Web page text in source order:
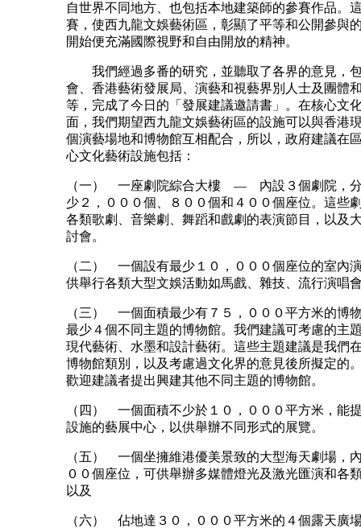
自世界不同地方、也包括本地建築師的參賽作品。
賽，使西九龍文娛藝術區，彰顯了平等和公開參與
開始便充滿國際視野和自由開放的精神。
我們經過多番的研究，並聽取了各界的意見，
會、香港藝術發展局、演藝和視藝界別人士及團體
等，完成了今日的「發展建議邀請書」。在核心文
面，我們期望西九龍文娛藝術區的設施可以與香港
個演藝場地和博物館互相配合，所以，政府建議在
心文化藝術設施包括：
（一） 一座劇院綜合大樓 — 內設３個劇院，
少２，０００個、８００個和４００個座位。這些
各類歌劇、音樂劇、舞蹈和戲劇的表演節目，以及
討會。
（二） 一個設有最少１０，０００個座位的室內
供舉行各類大型文娛活動如馬戲、雜技、流行演唱
（三） 一個面積最少有７５，０００平方米的博
最少４個不同主題的博物館。我們建議可考慮的主
現代藝術、水墨和設計藝術。這些主題建議是我們
博物館類別，以及考慮過文化界的意見後所擬定的
歡迎建議者提出興建其他不同主題的博物館。
（四） 一個面積不少於１０，０００平方米，能
設施的藝展中心，以供舉辦不同形式的展覽。
（五） 一個坐擁維港優美景致的大型海天劇場，
００個座位，可供舉辦多媒體燈光及激光匯演和各
以及
（六） 佔地達３０，０００平方米的４個露天廣